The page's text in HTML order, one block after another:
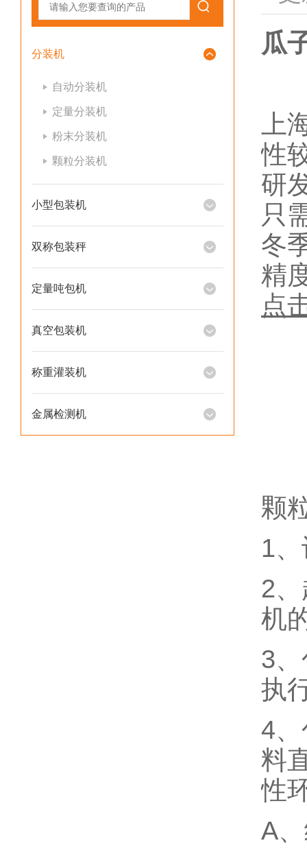
分装机
自动分装机
定量分装机
粉末分装机
颗粒分装机
小型包装机
双称包装秤
定量吨包机
真空包装机
称重灌装机
金属检测机
瓜
上
性
研
只
冬
精
点
颗
1
2
机
3
执
4
料
性
A